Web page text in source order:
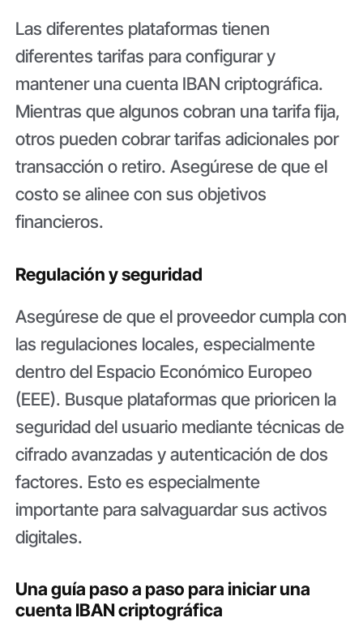
Las diferentes plataformas tienen
diferentes tarifas para configurar y
mantener una cuenta IBAN criptográfica.
Mientras que algunos cobran una tarifa fija,
otros pueden cobrar tarifas adicionales por
transacción o retiro. Asegúrese de que el
costo se alinee con sus objetivos
financieros.
Regulación y seguridad
Asegúrese de que el proveedor cumpla con
las regulaciones locales, especialmente
dentro del Espacio Económico Europeo
(EEE). Busque plataformas que prioricen la
seguridad del usuario mediante técnicas de
cifrado avanzadas y autenticación de dos
factores. Esto es especialmente
importante para salvaguardar sus activos
digitales.
Una guía paso a paso para iniciar una
cuenta IBAN criptográfica